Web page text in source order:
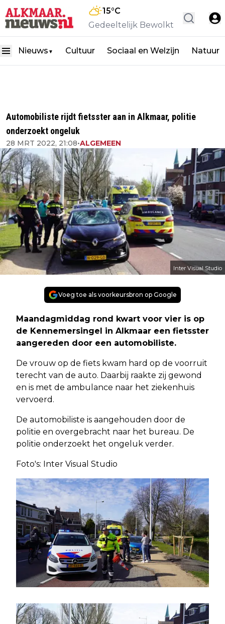
15°C
Gedeeltelijk Bewolkt
Nieuws ▼ Cultuur Sociaal en Welzijn Natuur
Automobiliste rijdt fietsster aan in Alkmaar, politie
onderzoekt ongeluk
28 MRT 2022, 21:08•ALGEMEEN
Inter Visual Studio
Voeg toe als voorkeursbron op Google
Maandagmiddag rond kwart voor vier is op
de Kennemersingel in Alkmaar een fietsster
aangereden door een automobiliste.
De vrouw op de fiets kwam hard op de voorruit
terecht van de auto. Daarbij raakte zij gewond
en is met de ambulance naar het ziekenhuis
vervoerd.
De automobiliste is aangehouden door de
politie en overgebracht naar het bureau. De
politie onderzoekt het ongeluk verder.
Foto's: Inter Visual Studio